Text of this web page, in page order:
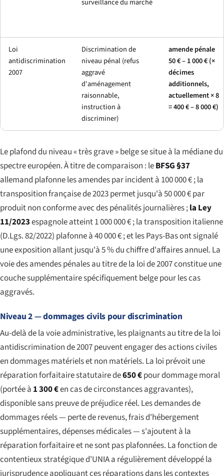
surveillance du marché
Loi
antidiscrimination
2007
Discrimination de
niveau pénal (refus
aggravé
d'aménagement
raisonnable,
instruction à
discriminer)
amende pénale
50 € – 1 000 € (×
décimes
additionnels,
actuellement × 8
= 400 € – 8 000 €)
Le plafond du niveau « très grave » belge se situe à la médiane du
spectre européen. À titre de comparaison : leBFSG §37
allemand plafonne les amendes par incident à 100 000 € ; la
transposition française de 2023 permet jusqu'à 50 000 € par
produit non conforme avec des pénalités journalières ;la Ley
11/2023espagnole atteint 1 000 000 € ; la transposition italienne
(D.Lgs. 82/2022) plafonne à 40 000 € ; et les Pays-Bas ont signalé
une exposition allant jusqu'à 5 % du chiffre d'affaires annuel. La
voie des amendes pénales au titre de la loi de 2007 constitue une
couche supplémentaire spécifiquement belge pour les cas
aggravés.
Niveau 2 — dommages civils pour discrimination
Au-delà de la voie administrative, les plaignants au titre de la loi
antidiscrimination de 2007 peuvent engager des actions civiles
en dommages matériels et non matériels. La loi prévoit une
réparation forfaitaire statutaire de650 €pour dommage moral
(portée à 1 300 €en cas de circonstances aggravantes),
disponible sans preuve de préjudice réel. Les demandes de
dommages réels — perte de revenus, frais d'hébergement
supplémentaires, dépenses médicales — s'ajoutent à la
réparation forfaitaire et ne sont pas plafonnées. La fonction de
contentieux stratégique d'UNIA a régulièrement développé la
jurisprudence appliquant ces réparations dans les contextes